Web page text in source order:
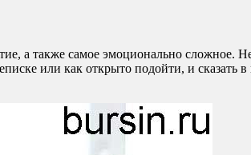
а также самое эмоционально сложное.
или как открыто подойти, и сказать